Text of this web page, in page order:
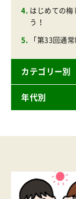
はじめての梅
う！
「第33回通
カテゴリー別
ニュースリリ
商品
環境
地域コミュ
年代別
2022年